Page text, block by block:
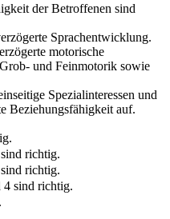
der Betroffenen sind
Sprachentwicklung.
motorische
und Feinmotorik sowie
Spezialinteressen und
Beziehungsfähigkeit auf.
richtig.
richtig.
4 sind richtig.